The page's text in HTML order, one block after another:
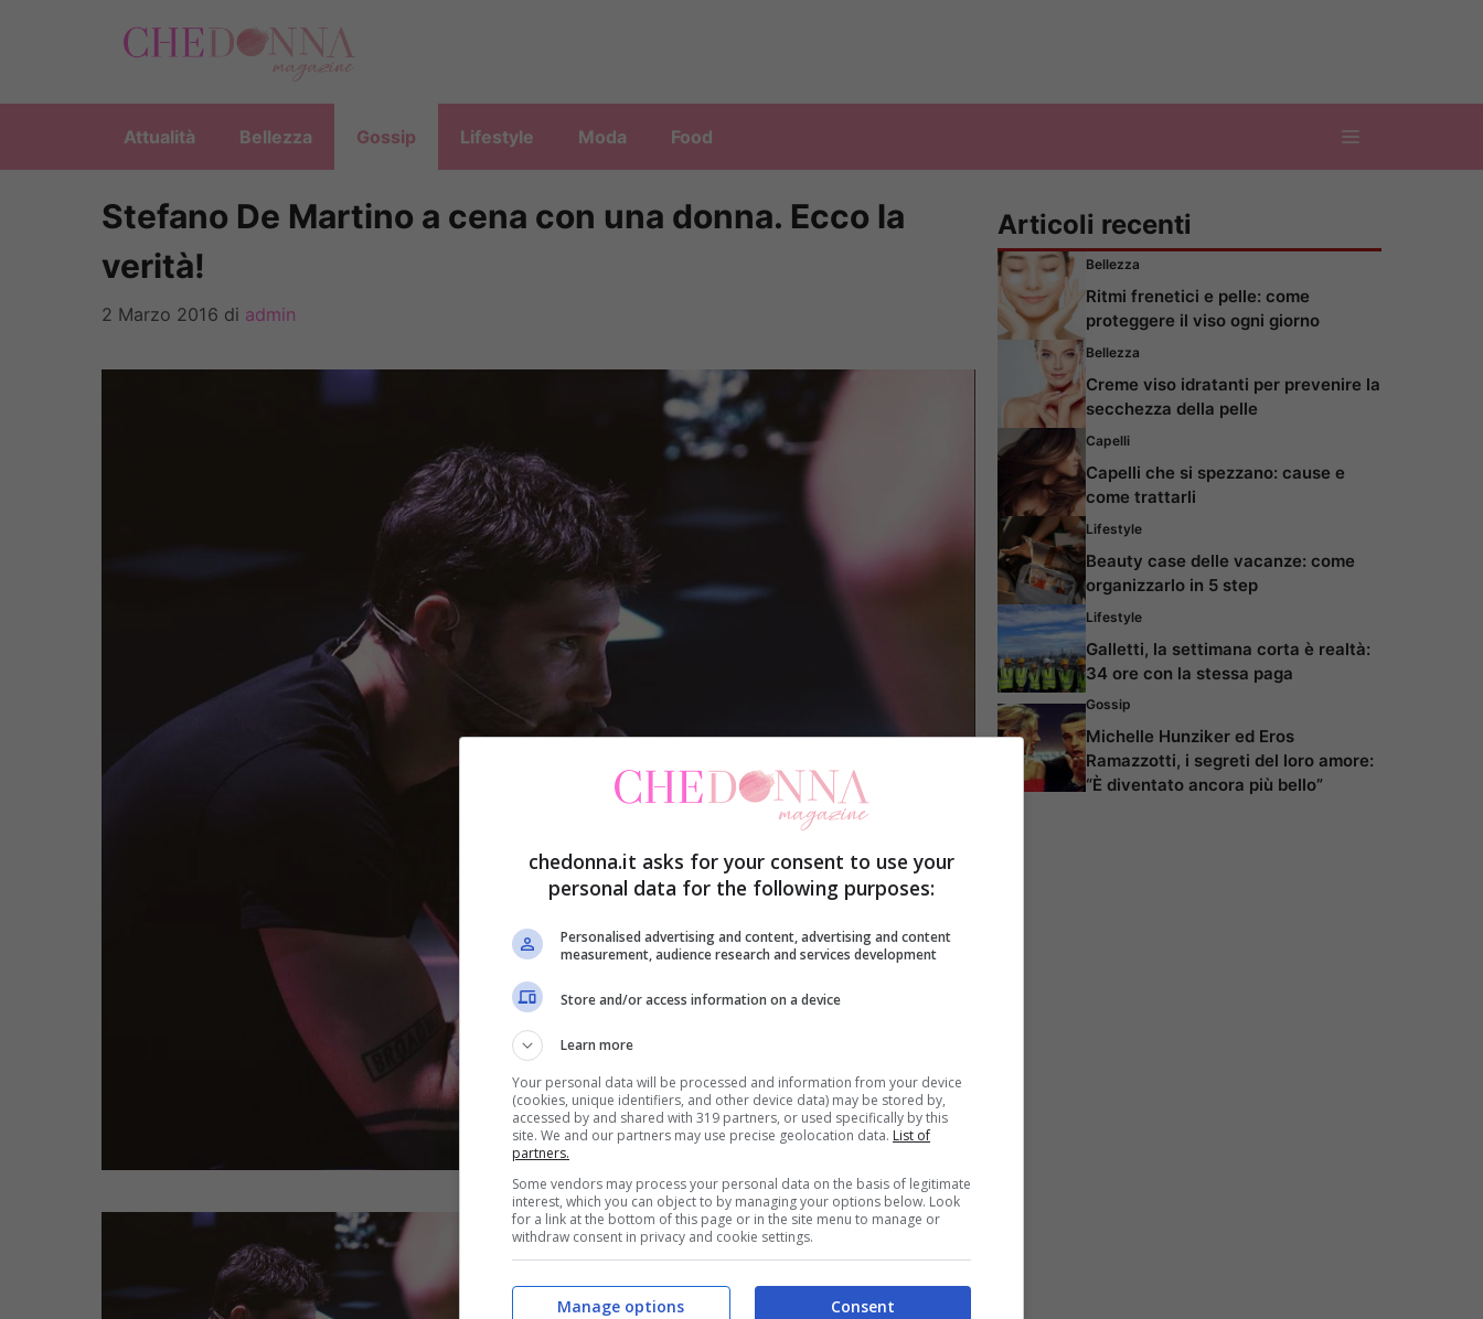
Attualità Bellezza Gossip Lifestyle Moda Food
Stefano De Martino a cena con una donna. Ecco la
verità!
2 Marzo 2016 di admin
Stefano De Martinoha una nuova fiamma?
Questo è quanto sostiene la rivista “Chi”, che
Articoli recenti
Bellezza
Ritmi frenetici e pelle: come
proteggere il viso ogni giorno
Bellezza
Creme viso idratanti per prevenire la
secchezza della pelle
Capelli
Capelli che si spezzano: cause e
come trattarli
Lifestyle
Beauty case delle vacanze: come
organizzarlo in 5 step
Lifestyle
Galletti, la settimana corta è realtà:
34 ore con la stessa paga
Gossip
Michelle Hunziker ed Eros
Ramazzotti, i segreti del loro amore:
“È diventato ancora più bello”
chedonna.it asks for your consent to use your
personal data for the following purposes:
Personalised advertising and content, advertising and content
measurement, audience research and services development
Store and/or access information on a device
Learn more
Your personal data will be processed and information from your device
(cookies, unique identifiers, and other device data) may be stored by,
accessed by and shared with 319 partners, or used specifically by this
site. We and our partners may use precise geolocation data. List of
partners.
Some vendors may process your personal data on the basis of legitimate
interest, which you can object to by managing your options below. Look
for a link at the bottom of this page or in the site menu to manage or
withdraw consent in privacy and cookie settings.
Consent
Manage options